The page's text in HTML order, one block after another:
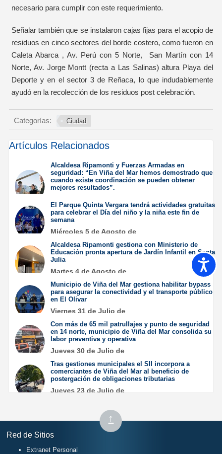
necesario para cumplir con este requerimiento.
Señalar también que se instalaron cajas fijas para el acopio de
residuos en cinco sectores del borde costero, como fueron en
Caleta Abarca , Av. Perú con 5 Norte, San Martín con 14
Norte, Av. Jorge Montt (recta a Las Salinas) altura Playa del
Deporte y en el sector 3 de Reñaca, lo que indudablemente
ayudó en la recolección de los residuos post celebración.
Categorías: Ciudad
Artículos Relacionados
Alcaldesa Ripamonti y Fuerzas Armadas en
seguridad: “En Viña del Mar hemos demostrado que
cuando existe coordinación se pueden obtener
mejores resultados”.
2026
El Parque Quinta Vergara tendrá actividades gratuitas
para celebrar el Día del niño y la niña este fin de
semana
Miércoles 5 de Agosto de
Alcaldesa Ripamonti gestiona con Ministerio de
Educación pronta apertura de Jardín Infantil en Santa
Julia
Martes 4 de Agosto de
Municipio de Viña del Mar gestiona habilitar bypass
para asegurar la conectividad y el transporte público
en El Olivar
Viernes 31 de Julio de
Con más de 65 mil patrullajes y punto de seguridad
en 14 norte, municipio de Viña del Mar consolida su
labor preventiva y operativa
Jueves 30 de Julio de
Tras gestiones municipales el SII incorpora a
comerciantes de Viña del Mar al beneficio de
postergación de obligaciones tributarias
Jueves 23 de Julio de
↑ Subir
al
Red de Sitios
Extranet Personal